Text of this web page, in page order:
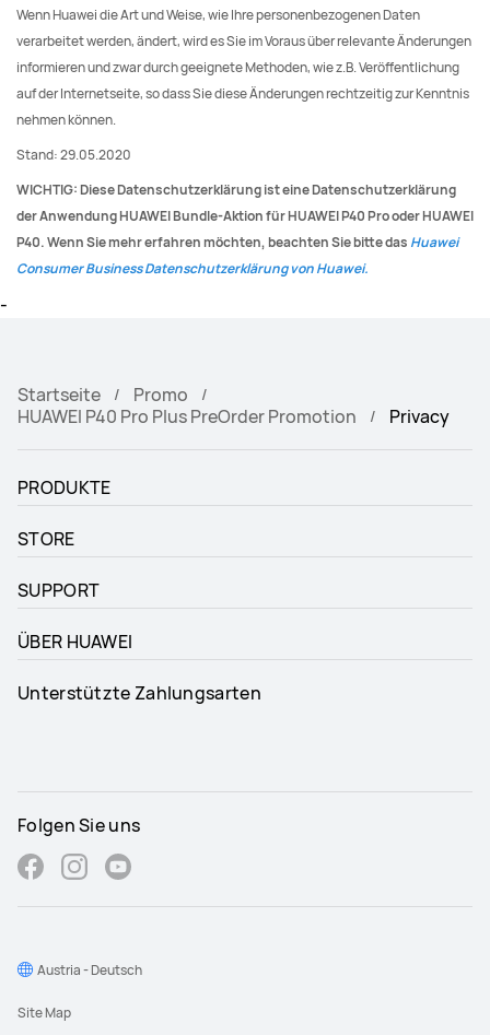
Wenn Huawei die Art und Weise, wie Ihre personenbezogenen Daten
verarbeitet werden, ändert, wird es Sie im Voraus über relevante Änderungen
informieren und zwar durch geeignete Methoden, wie z.B. Veröffentlichung
auf der Internetseite, so dass Sie diese Änderungen rechtzeitig zur Kenntnis
nehmen können.
Stand: 29.05.2020
WICHTIG: Diese Datenschutzerklärung ist eine Datenschutzerklärung
der Anwendung HUAWEI Bundle-Aktion für HUAWEI P40 Pro oder HUAWEI
P40. Wenn Sie mehr erfahren möchten, beachten Sie bitte das Huawei
Consumer Business Datenschutzerklärung von Huawei.
-
Startseite
Promo
HUAWEI P40 Pro Plus PreOrder Promotion
Privacy
PRODUKTE
STORE
SUPPORT
ÜBER HUAWEI
Unterstützte Zahlungsarten
Folgen Sie uns
Site Map
Austria - Deutsch